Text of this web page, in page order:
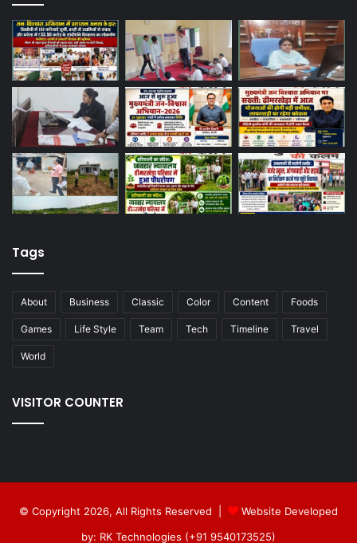
Tags
About Business Classic Color Content Foods
Games Life Style Team Tech Timeline Travel
World
VISITOR COUNTER
© Copyright 2026, All Rights Reserved |
Website Developed
by: RK Technologies (+91 9540173525)